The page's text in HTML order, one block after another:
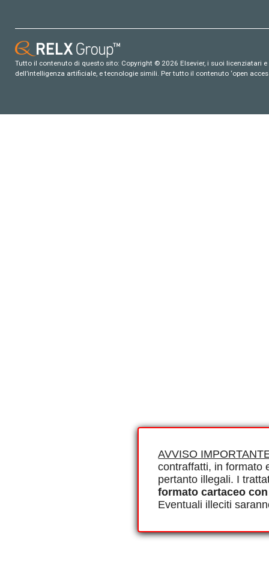
AVVISO
contraffatti, in formato
pertanto illegali. I
formato cartaceo
Eventuali illeciti
Tutto il contenuto di questo sito: Copyright © 2026 Elsevier, i suoi
dell’intelligenza artificiale, e tecnologie simili. Per tutto il contenuto ‘open